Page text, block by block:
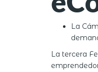
La
La tercera